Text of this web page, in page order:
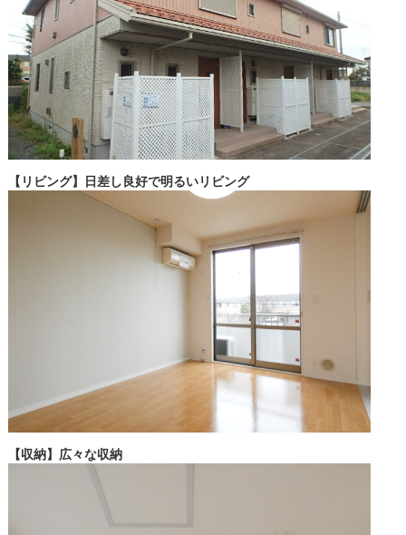
【リビング】日差し良好で明るいリビング
【収納】広々な収納